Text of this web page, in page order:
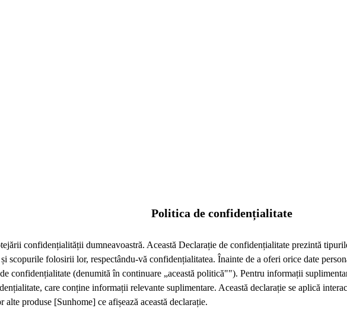
Politica de confidențialitate
confidențialității dumneavoastră. Această Declarație de confidențialitate prezintă
scopurile folosirii lor, respectându-vă confidențialitatea. Înainte de a oferi orice date
confidențialitate (denumită în continuare „această politică""). Pentru informații
care conține informații relevante suplimentare. Această declarație se aplică
produse [Sunhome] ce afișează această declarație.